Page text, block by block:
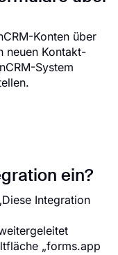
Konten über
neuen Kontakt-
System
ein?
Integration
„forms.app